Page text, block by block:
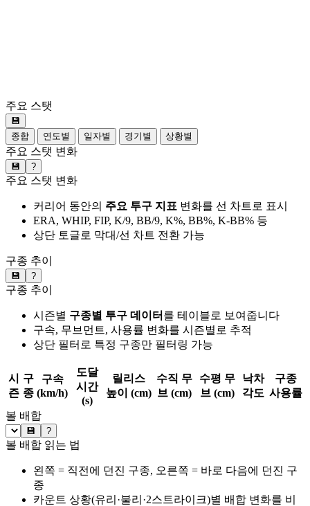
주요 스탯
💾
종합
연도별 일자별 경기별 상황별
주요 스탯 변화
💾 ?
주요 스탯 변화
커리어 동안의 주요 투구 지표 변화를 선 차트로 표시
ERA, WHIP, FIP, K/9, BB/9, K%, BB%, K-BB% 등
상단 토글로 막대/선 차트 전환 가능
구종 추이
💾 ?
구종 추이
시즌별 구종별 투구 데이터 를 테이블로 보여줍니다
구속, 무브먼트, 사용률 변화를 시즌별로 추적
상단 필터로 특정 구종만 필터링 가능
시
즌
구
종
구속
(km/h)
도달
시간
(s)
릴리스
높이 (cm)
수직 무
브 (cm)
수평 무
브 (cm)
낙차
각도
구종
사용률
볼 배합
💾 ?
볼 배합 읽는 법
왼쪽 = 직전에 던진 구종, 오른쪽 = 바로 다음에 던진 구
종
카운트 상황(유리·불리·2스트라이크)별 배합 변화를 비